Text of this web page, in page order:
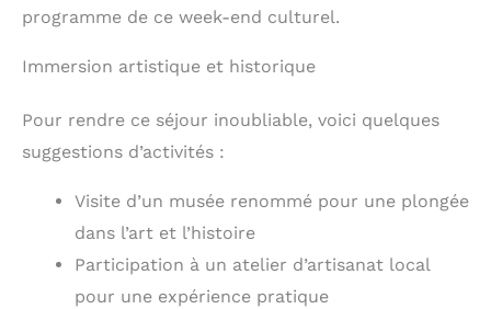
programme de ce week-end culturel.
Immersion artistique et historique
Pour rendre ce séjour inoubliable, voici quelques
suggestions d’activités :
Visite d’un musée renommé pour une plongée
dans l’art et l’histoire
Participation à un atelier d’artisanat local
pour une expérience pratique